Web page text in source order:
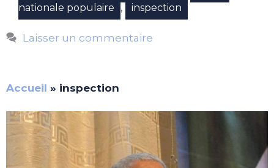
nationale populaire
, inspection
Laisser un commentaire
Accueil » inspection